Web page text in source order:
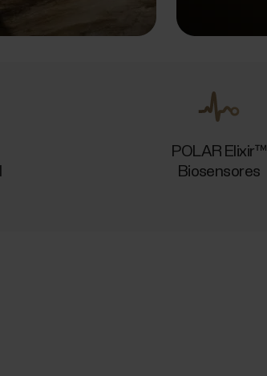
POLAR Elixir™
Biosensores